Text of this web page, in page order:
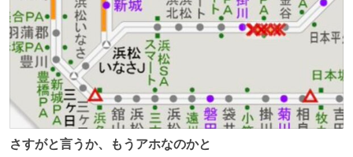
さすがと言うか、もうアホなのかと